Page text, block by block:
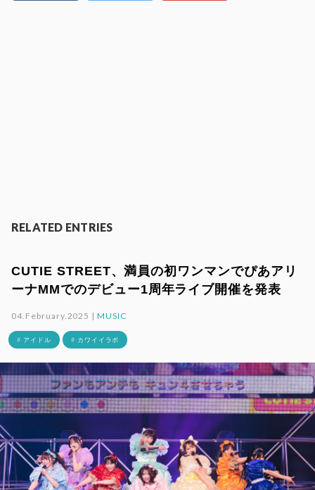
RELATED ENTRIES
CUTIE STREET、満員の初ワンマンでぴあアリ
ーナMMでのデビュー1周年ライブ開催を発表
04.February.2025 |MUSIC
# アイドル # カワイイラボ